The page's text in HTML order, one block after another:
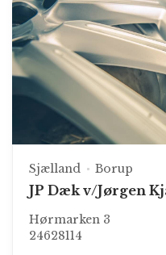
Sjælland Borup
JP Dæk v/Jørgen
Hørmarken 3
24628114